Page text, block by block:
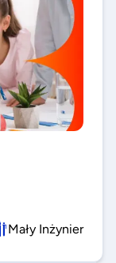
Mały Inżynier